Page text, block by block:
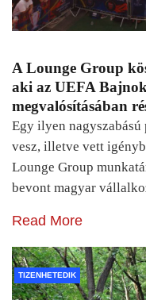
A Lounge Group
aki az UEFA
megvalósításában
Egy ilyen
vesz, illetve vett
Lounge Group
bevont magyar
Read More
TIZENHETEDIK